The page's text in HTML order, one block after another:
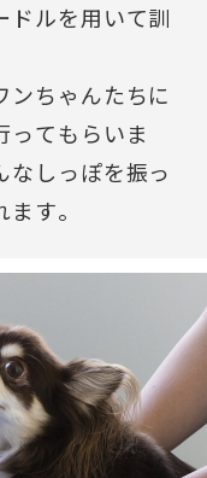
ドルを用いて訓
ンちゃんたちに
ってもらいま
なしっぽを振っ
す。